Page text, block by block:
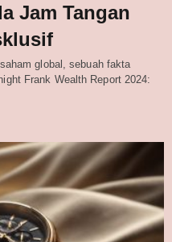
Jam Tangan
global, sebuah fakta
Frank Wealth Report 2024: